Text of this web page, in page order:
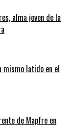
alma joven de la
mismo latido en el
de Mapfre en